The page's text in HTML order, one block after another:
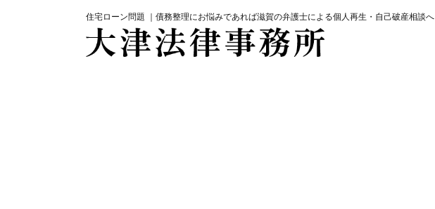
住宅ローン問題 ｜債務整理にお悩みであれば滋賀の弁護士による個人再生・自己破産相談へ